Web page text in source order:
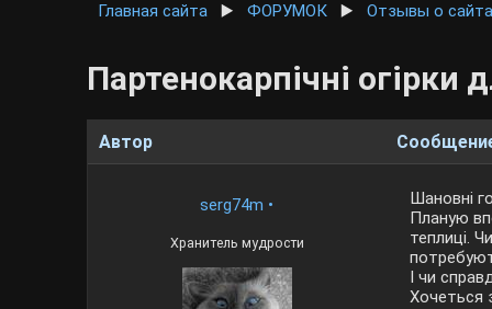
Главная сайта
▶️ФОРУМОК ▶️Отзывы о
Партенокарпічні огірки
Автор
serg74m •
Хранитель мудрости
Шановні
Планую
теплиці.
І чи
Хочеться